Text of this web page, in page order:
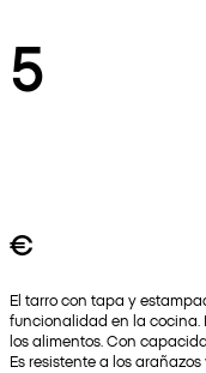
5
€
El tarro con tapa y
funcionalidad en la cocina.
los alimentos. Con
Es resistente a los